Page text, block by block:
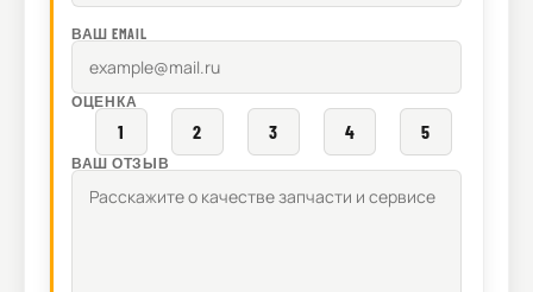
ВАШ EMAIL
ОЦЕНКА
1 2 3 4 5
ВАШ ОТЗЫВ